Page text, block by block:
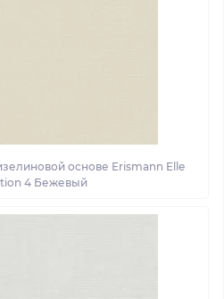
основе Erismann Elle
4 Бежевый